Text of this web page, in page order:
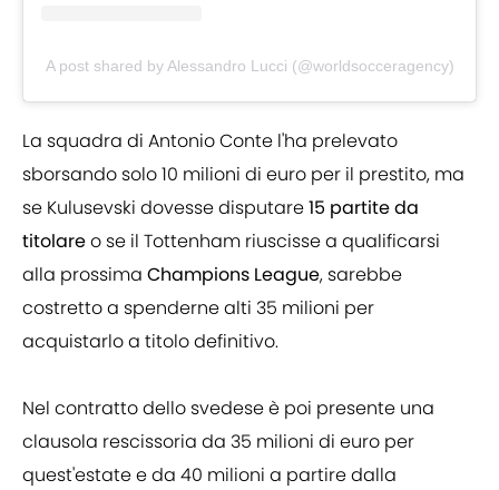
A post shared by Alessandro Lucci (@worldsocceragency)
La squadra di Antonio Conte l'ha prelevato
sborsando solo 10 milioni di euro per il prestito, ma
se Kulusevski dovesse disputare15 partite da
titolareo se il Tottenham riuscisse a qualificarsi
alla prossima Champions League, sarebbe
costretto a spenderne alti 35 milioni per
acquistarlo a titolo definitivo.
Nel contratto dello svedese è poi presente una
clausola rescissoria da 35 milioni di euro per
quest'estate e da 40 milioni a partire dalla